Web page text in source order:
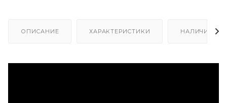
ОПИСАНИЕ ХАРАКТЕРИСТИКИ НАЛИЧИЕ